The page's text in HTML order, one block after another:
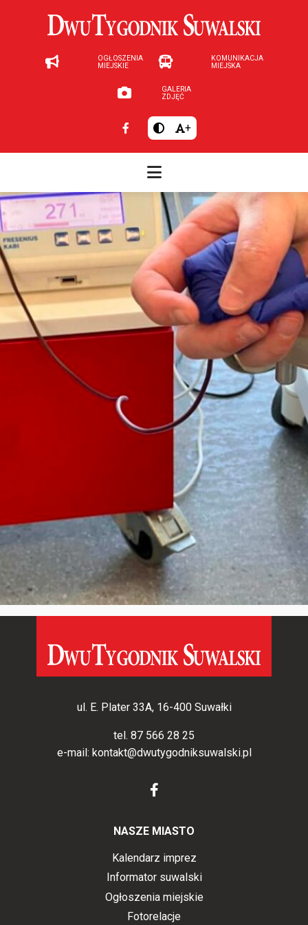
OGŁOSZENIA
MIEJSKIE
KOMUNIKACJA
MIEJSKA
GALERIA
ZDJĘĆ
+
ul. E. Plater 33A, 16-400 Suwałki
tel. 87 566 28 25
e-mail: kontakt@dwutygodniksuwalski.pl
NASZE MIASTO
Kalendarz imprez
Informator suwalski
Ogłoszenia miejskie
Fotorelacje